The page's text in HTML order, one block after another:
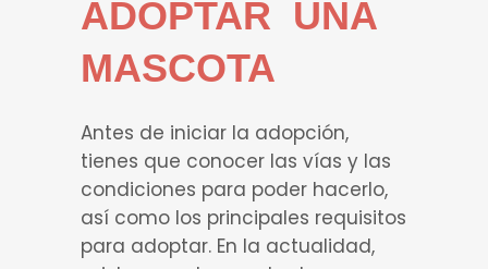
ADOPTAR UNA
MASCOTA
Antes de iniciar la adopción,
tienes que conocer las vías y las
condiciones para poder hacerlo,
así como los principales requisitos
para adoptar. En la actualidad,